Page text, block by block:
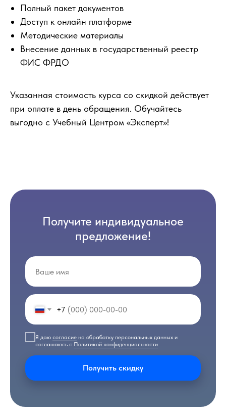
Полный пакет документов
Доступ к онлайн платформе
Методические материалы
Внесение данных в государственный реестр
ФИС ФРДО
Указанная стоимость курса со скидкой действует
при оплате в день обращения. Обучайтесь
выгодно с Учебный Центром «Эксперт»!
Получите индивидуальное
предложение!
+7
Я даю согласие на обработку персональных данных и
соглашаюсь с Политикой конфиденциальности
Получить скидку